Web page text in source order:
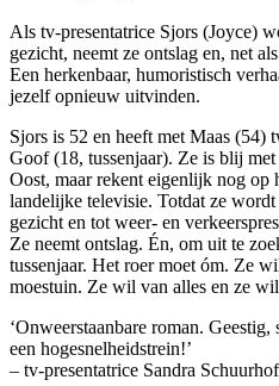
Als tv-presentatrice Sjors (Joyce)
gezicht, neemt ze ontslag en, net
Een herkenbaar, humoristisch
jezelf opnieuw uitvinden.
Sjors is 52 en heeft met Maas (54)
Goof (18, tussenjaar). Ze is blij
Oost, maar rekent eigenlijk nog op
landelijke televisie. Totdat ze
gezicht en tot weer- en
Ze neemt ontslag. Én, om uit te
tussenjaar. Het roer moet óm. Ze
moestuin. Ze wil van alles en ze
‘Onweerstaanbare roman.
een hogesnelheidstrein!’
– tv-presentatrice Sandra Schuurhof